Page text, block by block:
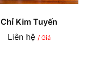
Chỉ Kim Tuyến
Liên hệ / Giá